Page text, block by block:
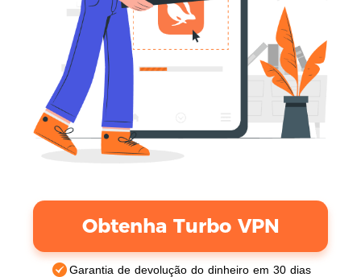
Obtenha Turbo VPN
Garantia de devolução do dinheiro em 30 dias